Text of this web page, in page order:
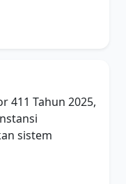
411 Tahun 2025,
sistem